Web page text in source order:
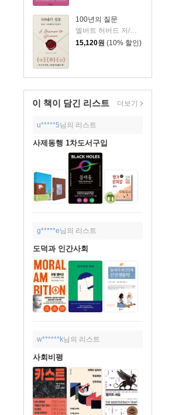
100년의 질문
15,120원 (10% 할인)
이 책이 담긴 리스트 더보기
u*****5님의 리스트
사제동행 1차도서구입
g*****e님의 리스트
도덕과 인간사회
w******k님의 리스트
사회비평